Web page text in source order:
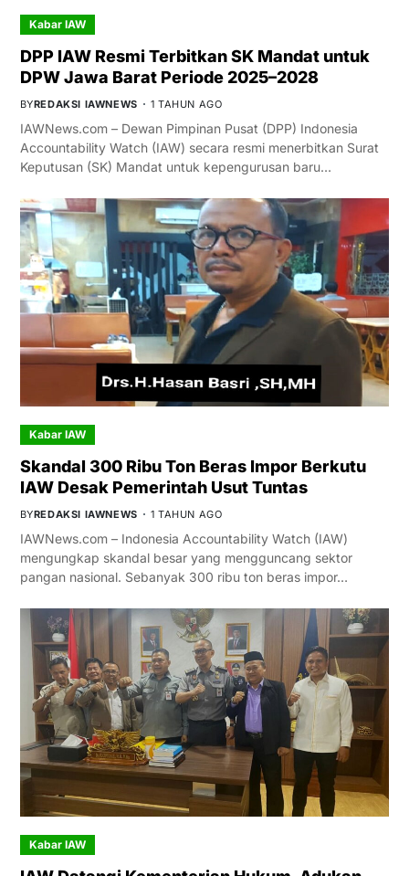
Kabar IAW
DPP IAW Resmi Terbitkan SK Mandat untuk
DPW Jawa Barat Periode 2025–2028
BYREDAKSI IAWNEWS 1 TAHUN AGO
IAWNews.com – Dewan Pimpinan Pusat (DPP) Indonesia
Accountability Watch (IAW) secara resmi menerbitkan Surat
Keputusan (SK) Mandat untuk kepengurusan baru…
Kabar IAW
Skandal 300 Ribu Ton Beras Impor Berkutu
IAW Desak Pemerintah Usut Tuntas
BYREDAKSI IAWNEWS 1 TAHUN AGO
IAWNews.com – Indonesia Accountability Watch (IAW)
mengungkap skandal besar yang mengguncang sektor
pangan nasional. Sebanyak 300 ribu ton beras impor…
Kabar IAW